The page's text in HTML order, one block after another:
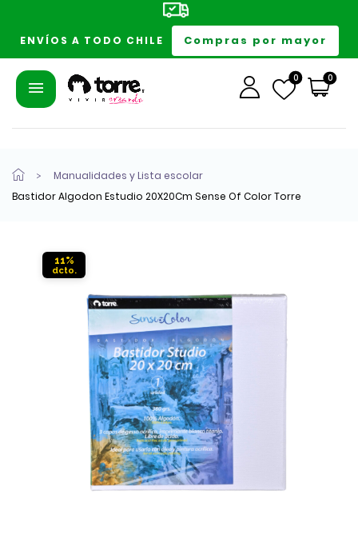
ENVÍOS A TODO CHILE Compras por mayor
0 0
Manualidades y Lista escolar
Bastidor Algodon Estudio 20X20Cm Sense Of Color Torre
11%